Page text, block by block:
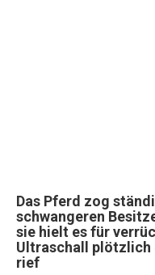
Das Pferd zog
schwangeren
sie hielt es für
Ultraschall plötzlich
rief